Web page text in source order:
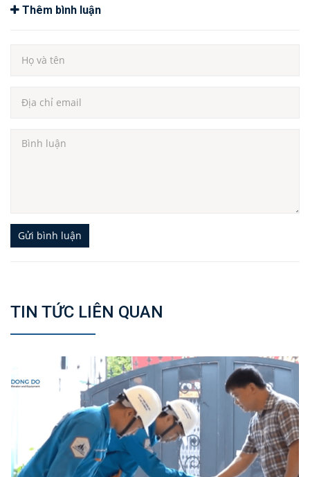
Thêm bình luận
Gửi bình luận
TIN TỨC LIÊN QUAN